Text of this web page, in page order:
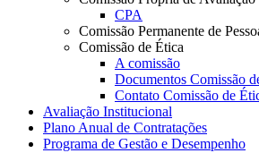
CPA
Comissão Permanente de
Comissão de Ética
A comissão
Documentos Comissão
Contato Comissão de
Avaliação Institucional
Plano Anual de Contratações
Programa de Gestão e Desempenho